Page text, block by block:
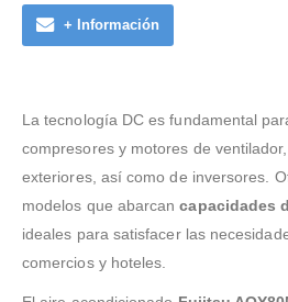
+ Información
La tecnología DC es fundamental
compresores y motores de
exteriores, así como de inversores.
modelos que abarcancapacidades
ideales para satisfacer las
comercios y hoteles.